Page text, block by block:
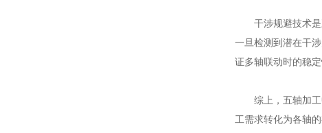
干涉规避技术是五
一旦检测到潜在干
证多轴联动时的稳
综上，五轴加工
工需求转化为各轴